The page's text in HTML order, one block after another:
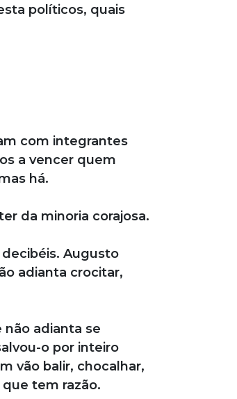
políticos, quais
com integrantes
a vencer quem
há.
da minoria corajosa.
Augusto
adianta crocitar,
adianta se
o por inteiro
vão balir, chocalhar,
tem razão.